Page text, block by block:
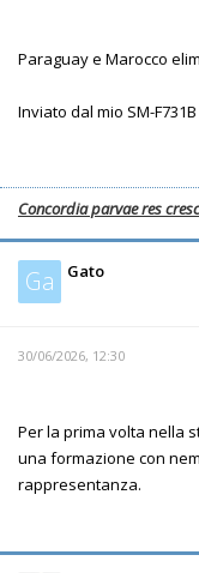
Paraguay e Marocco
Inviato dal mio SM-
Concordia parvae res
Ga Gato
30/06/2026, 12:30
Per la prima volta nella
una formazione con
rappresentanza.